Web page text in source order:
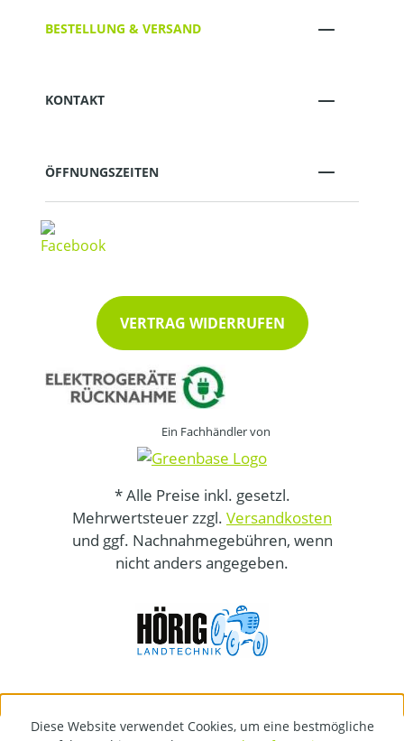
BESTELLUNG & VERSAND
KONTAKT
ÖFFNUNGSZEITEN
VERTRAG WIDERRUFEN
Ein Fachhändler von
* Alle Preise inkl. gesetzl.
Mehrwertsteuer zzgl. Versandkosten
und ggf. Nachnahmegebühren, wenn
nicht anders angegeben.
Diese Website verwendet Cookies, um eine bestmögliche